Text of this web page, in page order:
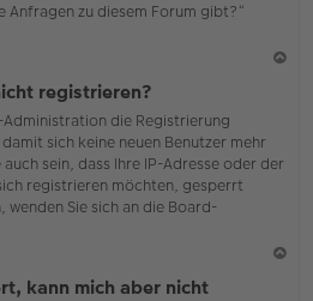
Anfragen zu diesem Forum gibt?“
b
registrieren?
Administration die Registrierung
sich keine neuen Benutzer mehr
sein, dass Ihre IP-Adresse oder der
registrieren möchten, gesperrt
Sie sich an die Board-
kann mich aber nicht